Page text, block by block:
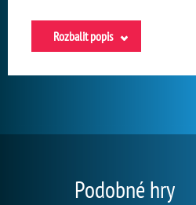
Rozbalit popis
Podobné hry